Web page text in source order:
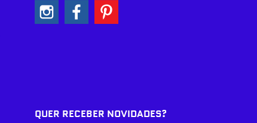
QUER RECEBER NOVIDADES?